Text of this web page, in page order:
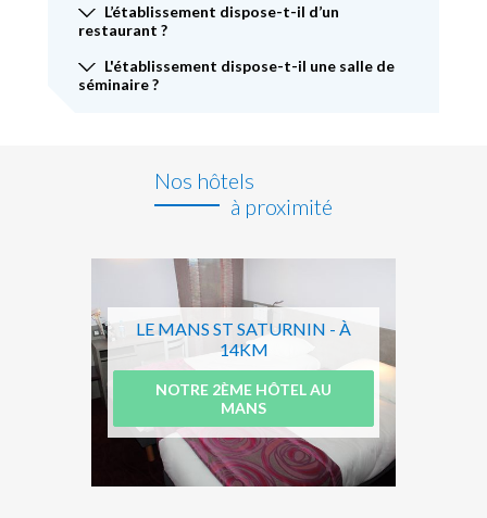
L’établissement dispose-t-il d’un
restaurant ?
L'établissement dispose-t-il une salle de
séminaire ?
Nos hôtels
à proximité
LE MANS ST SATURNIN - À
14KM
NOTRE 2ÈME HÔTEL AU
MANS